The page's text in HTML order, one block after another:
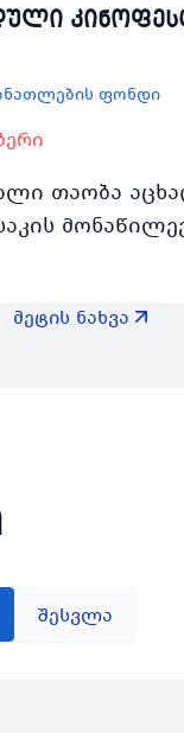
ფონდი
თაობა
2024
მეტის ნახვა
შესვლა